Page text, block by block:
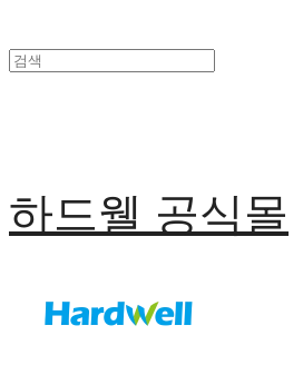
하드웰 공식몰